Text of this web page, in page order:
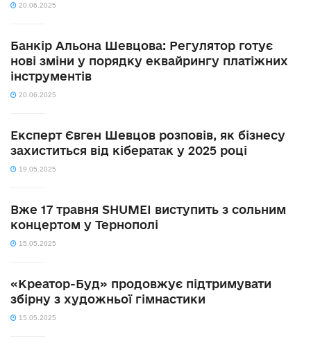
20.06.2025
Банкір Альона Шевцова: Регулятор готує
нові зміни у порядку еквайрингу платіжних
інструментів
20.06.2025
Експерт Євген Шевцов розповів, як бізнесу
захиститься від кібератак у 2025 році
19.05.2025
Вже 17 травня SHUMEI виступить з сольним
концертом у Тернополі
15.05.2025
«Креатор-Буд» продовжує підтримувати
збірну з художньої гімнастики
15.05.2025